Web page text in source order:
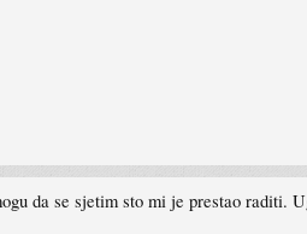
da se sjetim sto mi je prestao raditi.